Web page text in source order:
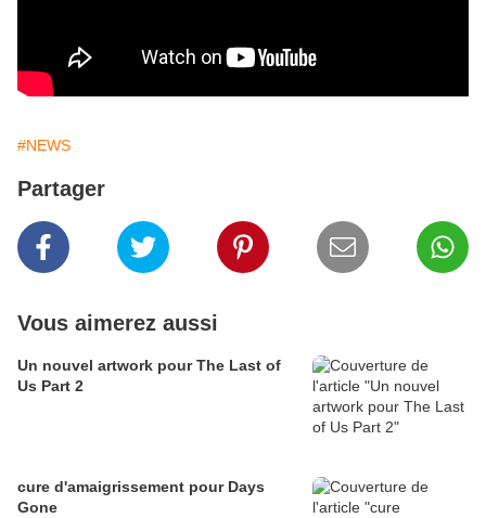
#NEWS
Partager
Vous aimerez aussi
Un nouvel artwork pour The Last of
Us Part 2
cure d'amaigrissement pour Days
Gone